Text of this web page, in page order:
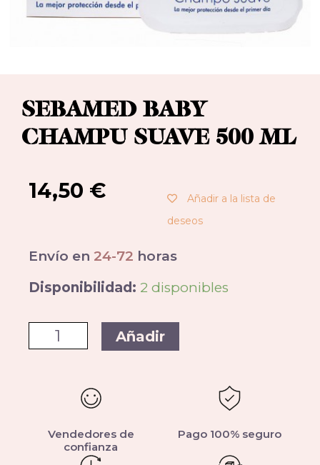
SEBAMED BABY
CHAMPU SUAVE 500 ML
14,50 €
Añadir a la lista de
deseos
Envío en 24-72 horas
Disponibilidad: 2 disponibles
Añadir
Vendedores de
confianza
Pago 100% seguro